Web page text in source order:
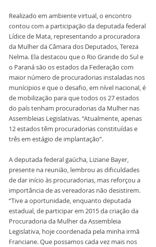
Realizado em ambiente virtual, o encontro
contou com a participação da deputada federal
Lídice de Mata, representando a procuradora
da Mulher da Câmara dos Deputados, Tereza
Nelma. Ela destacou que o Rio Grande do Sul e
o Paraná são os estados da Federação com
maior número de procuradorias instaladas nos
munícipios e que o desafio, em nível nacional, é
de mobilização para que todos os 27 estados
do país tenham procuradorias da Mulher nas
Assembleias Legislativas. “Atualmente, apenas
12 estados têm procuradorias constituídas e
três em estágio de implantação”.
A deputada federal gaúcha, Liziane Bayer,
presente na reunião, lembrou as dificuldades
de dar início às procuradorias, mas reforçou a
importância de as vereadoras não desistirem.
“Tive a oportunidade, enquanto deputada
estadual, de participar em 2015 da criação da
Procuradoria da Mulher da Assembleia
Legislativa, hoje coordenada pela minha irmã
Franciane. Que possamos cada vez mais nos